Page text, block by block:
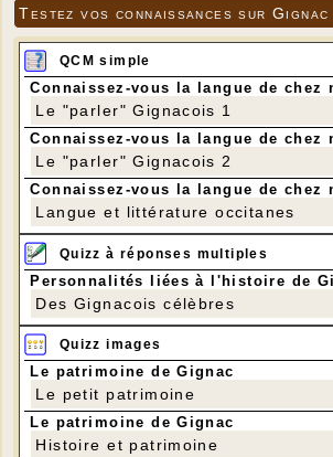
Testez vos connaissances sur Gignac
QCM simple
Connaissez-vous la langue de chez
Le "parler" Gignacois 1
Connaissez-vous la langue de chez
Le "parler" Gignacois 2
Connaissez-vous la langue de chez
Langue et littérature occitanes
Quizz à réponses multiples
Personnalités liées à l'histoire de
Des Gignacois célèbres
Quizz images
Le patrimoine de Gignac
Le petit patrimoine
Le patrimoine de Gignac
Histoire et patrimoine